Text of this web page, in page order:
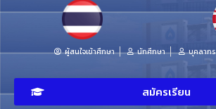
ผู้สนใจเข้าศึกษา นักศึกษา บุคลากร
สมัครเรียน